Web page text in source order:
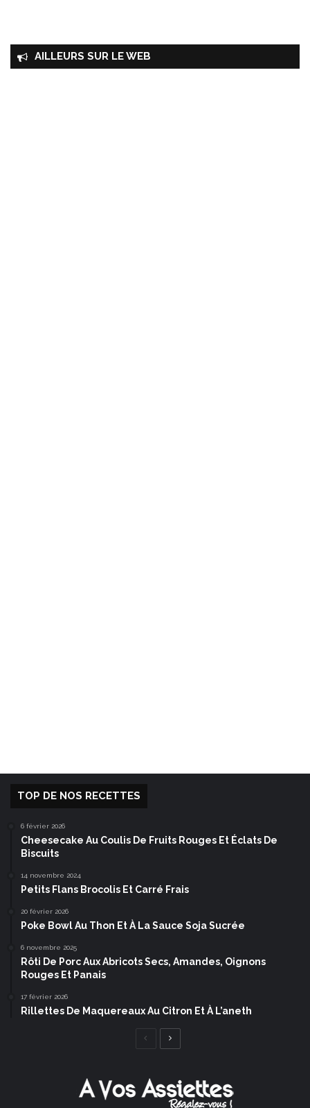
AILLEURS SUR LE WEB
TOP DE NOS RECETTES
6 février 2026
Cheesecake Au Coulis De Fruits Rouges Et Éclats De
Biscuits
14 novembre 2024
Petits Flans Brocolis Et Carré Frais
20 février 2026
Poke Bowl Au Thon Et À La Sauce Soja Sucrée
6 novembre 2025
Rôti De Porc Aux Abricots Secs, Amandes, Oignons
Rouges Et Panais
17 février 2026
Rillettes De Maquereaux Au Citron Et À L’aneth
Page